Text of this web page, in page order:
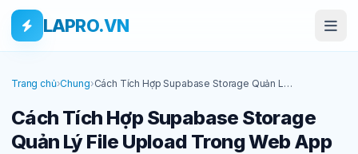
Skip to main content
Bỏ qua tới nội dung
LAPRO.VN
Trang chủ›Chung›Cách Tích Hợp Supabase Storage Quản Lý
Cách Tích Hợp Supabase Storage
Quản Lý File Upload Trong Web App